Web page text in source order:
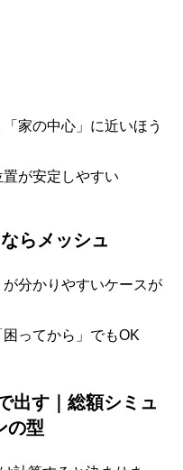
家の中心」に近いほう
が安定しやすい
らメッシュ
分かりやすいケースが
ってから」でもOK
出す｜総額シミュ
の型